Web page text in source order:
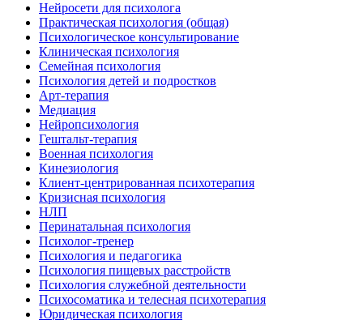
Нейросети для психолога
Практическая психология (общая)
Психологическое консультирование
Клиническая психология
Семейная психология
Психология детей и подростков
Арт-терапия
Медиация
Нейропсихология
Гештальт-терапия
Военная психология
Кинезиология
Клиент-центрированная психотерапия
Кризисная психология
НЛП
Перинатальная психология
Психолог-тренер
Психология и педагогика
Психология пищевых расстройств
Психология служебной деятельности
Психосоматика и телесная психотерапия
Юридическая психология